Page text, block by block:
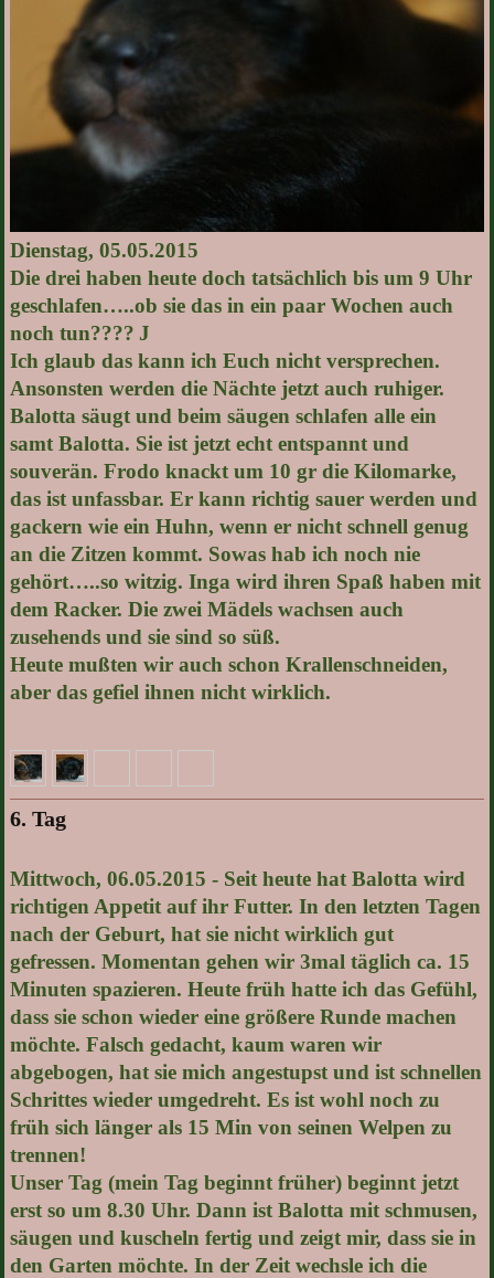
Dienstag, 05.05.2015
Die drei haben heute doch tatsächlich bis um 9 Uhr
geschlafen…..ob sie das in ein paar Wochen auch
noch tun???? J
Ich glaub das kann ich Euch nicht versprechen.
Ansonsten werden die Nächte jetzt auch ruhiger.
Balotta säugt und beim säugen schlafen alle ein
samt Balotta. Sie ist jetzt echt entspannt und
souverän. Frodo knackt um 10 gr die Kilomarke,
das ist unfassbar. Er kann richtig sauer werden und
gackern wie ein Huhn, wenn er nicht schnell genug
an die Zitzen kommt. Sowas hab ich noch nie
gehört…..so witzig. Inga wird ihren Spaß haben mit
dem Racker. Die zwei Mädels wachsen auch
zusehends und sie sind so süß.
Heute mußten wir auch schon Krallenschneiden,
aber das gefiel ihnen nicht wirklich.
6. Tag
Mittwoch, 06.05.2015 - Seit heute hat Balotta wird
richtigen Appetit auf ihr Futter. In den letzten Tagen
nach der Geburt, hat sie nicht wirklich gut
gefressen. Momentan gehen wir 3mal täglich ca. 15
Minuten spazieren. Heute früh hatte ich das Gefühl,
dass sie schon wieder eine größere Runde machen
möchte. Falsch gedacht, kaum waren wir
abgebogen, hat sie mich angestupst und ist schnellen
Schrittes wieder umgedreht. Es ist wohl noch zu
früh sich länger als 15 Min von seinen Welpen zu
trennen!
Unser Tag (mein Tag beginnt früher) beginnt jetzt
erst so um 8.30 Uhr. Dann ist Balotta mit schmusen,
säugen und kuscheln fertig und zeigt mir, dass sie in
den Garten möchte. In der Zeit wechsle ich die